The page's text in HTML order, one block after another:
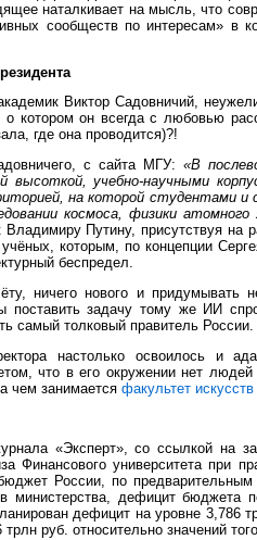
наталкивает на мысль, что
сообществ по интересам»
Виктор Садовничий,
он всегда с любовью
где она проводится)?!
с сайта МГУ: «В
высоткой, учебно-научными
на которой студентами
космоса, физики
Путину, присутствуя на
которым, по концепции
беспредел.
ничего нового и придумывать
задачу тому же ИИ
самый толковый правитель России.
настолько освоилось и
что в его окружении нет
чем занимается факультет
«Эксперт», со ссылкой на
Финансового университета при
России, по
министерства, дефицит бюджета
дефицит на уровне
руб. относительно значений